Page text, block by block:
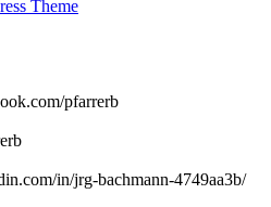
Theme
pfarrerb
in/jrg-bachmann-4749aa3b/